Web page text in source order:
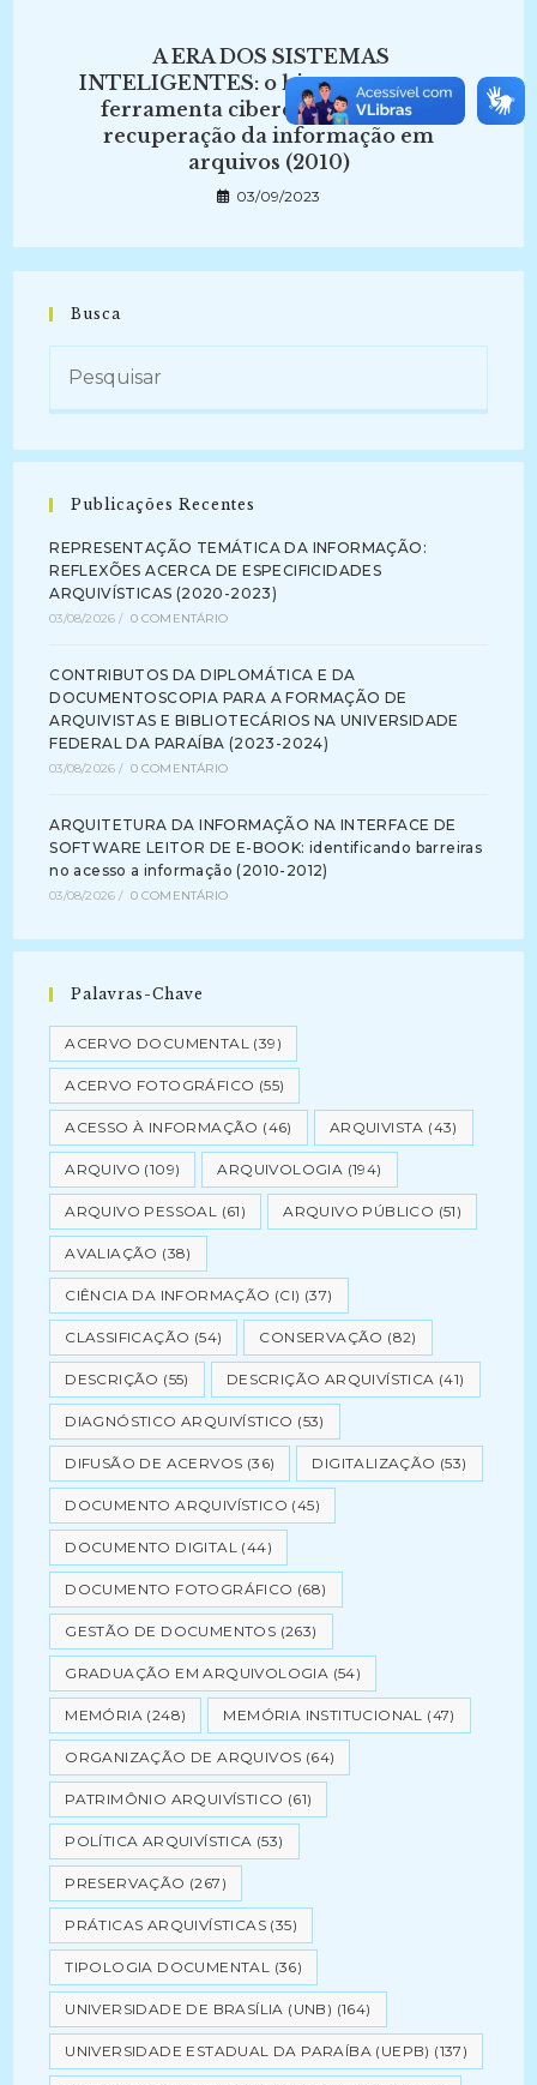
A ERA DOS SISTEMAS
INTELIGENTES: o hipertexto como
ferramenta ciberespacial para a
recuperação da informação em
arquivos (2010)
03/09/2023
Busca
Publicações Recentes
REPRESENTAÇÃO TEMÁTICA DA INFORMAÇÃO:
REFLEXÕES ACERCA DE ESPECIFICIDADES
ARQUIVÍSTICAS (2020-2023)
03/08/2026 / 0 COMENTÁRIO
CONTRIBUTOS DA DIPLOMÁTICA E DA
DOCUMENTOSCOPIA PARA A FORMAÇÃO DE
ARQUIVISTAS E BIBLIOTECÁRIOS NA UNIVERSIDADE
FEDERAL DA PARAÍBA (2023-2024)
03/08/2026 / 0 COMENTÁRIO
ARQUITETURA DA INFORMAÇÃO NA INTERFACE DE
SOFTWARE LEITOR DE E-BOOK: identificando barreiras
no acesso a informação (2010-2012)
03/08/2026 / 0 COMENTÁRIO
Palavras-Chave
ACERVO DOCUMENTAL (39)
ACERVO FOTOGRÁFICO (55)
ACESSO À INFORMAÇÃO (46) ARQUIVISTA (43)
ARQUIVO (109) ARQUIVOLOGIA (194)
ARQUIVO PESSOAL (61) ARQUIVO PÚBLICO (51)
AVALIAÇÃO (38)
CIÊNCIA DA INFORMAÇÃO (CI) (37)
CLASSIFICAÇÃO (54) CONSERVAÇÃO (82)
DESCRIÇÃO (55) DESCRIÇÃO ARQUIVÍSTICA (41)
DIAGNÓSTICO ARQUIVÍSTICO (53)
DIFUSÃO DE ACERVOS (36) DIGITALIZAÇÃO (53)
DOCUMENTO ARQUIVÍSTICO (45)
DOCUMENTO DIGITAL (44)
DOCUMENTO FOTOGRÁFICO (68)
GESTÃO DE DOCUMENTOS (263)
GRADUAÇÃO EM ARQUIVOLOGIA (54)
MEMÓRIA (248) MEMÓRIA INSTITUCIONAL (47)
ORGANIZAÇÃO DE ARQUIVOS (64)
PATRIMÔNIO ARQUIVÍSTICO (61)
POLÍTICA ARQUIVÍSTICA (53)
PRESERVAÇÃO (267)
PRÁTICAS ARQUIVÍSTICAS (35)
TIPOLOGIA DOCUMENTAL (36)
UNIVERSIDADE DE BRASÍLIA (UNB) (164)
UNIVERSIDADE ESTADUAL DA PARAÍBA (UEPB) (137)